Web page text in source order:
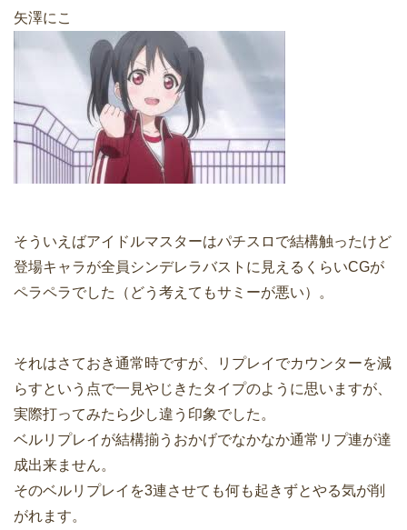
矢澤にこ
そういえばアイドルマスターはパチスロで結構触ったけど
登場キャラが全員シンデレラバストに見えるくらいCGが
ペラペラでした（どう考えてもサミーが悪い）。
それはさておき通常時ですが、リプレイでカウンターを減
らすという点で一見やじきたタイプのように思いますが、
実際打ってみたら少し違う印象でした。
ベルリプレイが結構揃うおかげでなかなか通常リプ連が達
成出来ません。
そのベルリプレイを3連させても何も起きずとやる気が削
がれます。